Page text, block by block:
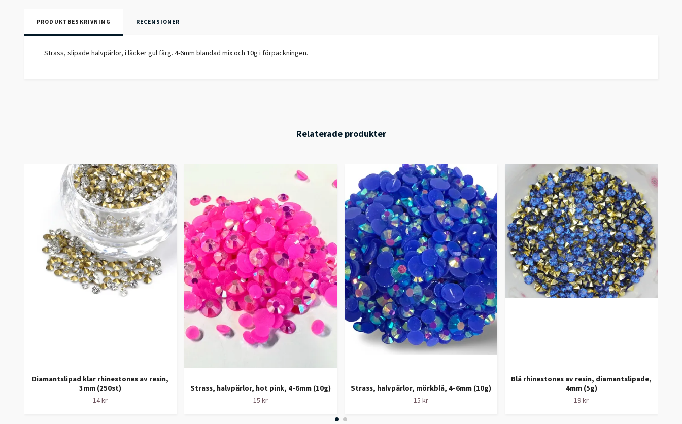
PRODUKTBESKRIVNING RECENSIONER
Strass, slipade halvpärlor, i läcker gul färg. 4-6mm blandad mix och 10g i förpackningen.
Diamantslipad klar rhinestones av resin,
3mm (250st)
14 kr
Strass, halvpärlor, hot pink, 4-6mm (10g)
15 kr
Strass, halvpärlor, mörkblå, 4-6mm (10g)
15 kr
Blå rhinestones av resin, diamantslipade,
4mm (5g)
19 kr